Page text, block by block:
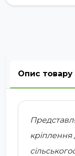
Опис товару